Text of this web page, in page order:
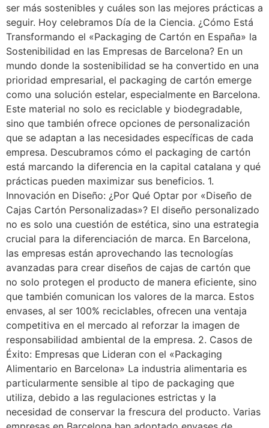
ser más sostenibles y cuáles son las mejores prácticas a
seguir. Hoy celebramos Día de la Ciencia. ¿Cómo Está
Transformando el «Packaging de Cartón en España» la
Sostenibilidad en las Empresas de Barcelona? En un
mundo donde la sostenibilidad se ha convertido en una
prioridad empresarial, el packaging de cartón emerge
como una solución estelar, especialmente en Barcelona.
Este material no solo es reciclable y biodegradable,
sino que también ofrece opciones de personalización
que se adaptan a las necesidades específicas de cada
empresa. Descubramos cómo el packaging de cartón
está marcando la diferencia en la capital catalana y qué
prácticas pueden maximizar sus beneficios. 1.
Innovación en Diseño: ¿Por Qué Optar por «Diseño de
Cajas Cartón Personalizadas»? El diseño personalizado
no es solo una cuestión de estética, sino una estrategia
crucial para la diferenciación de marca. En Barcelona,
las empresas están aprovechando las tecnologías
avanzadas para crear diseños de cajas de cartón que
no solo protegen el producto de manera eficiente, sino
que también comunican los valores de la marca. Estos
envases, al ser 100% reciclables, ofrecen una ventaja
competitiva en el mercado al reforzar la imagen de
responsabilidad ambiental de la empresa. 2. Casos de
Éxito: Empresas que Lideran con el «Packaging
Alimentario en Barcelona» La industria alimentaria es
particularmente sensible al tipo de packaging que
utiliza, debido a las regulaciones estrictas y la
necesidad de conservar la frescura del producto. Varias